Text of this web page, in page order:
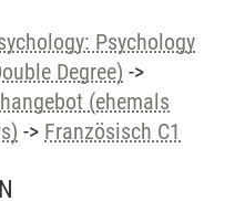
Psychology
Degree) ->
(ehemals
-> Französisch C1